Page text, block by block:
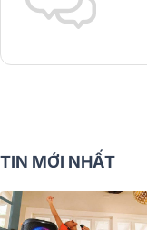
TIN MỚI NHẤT